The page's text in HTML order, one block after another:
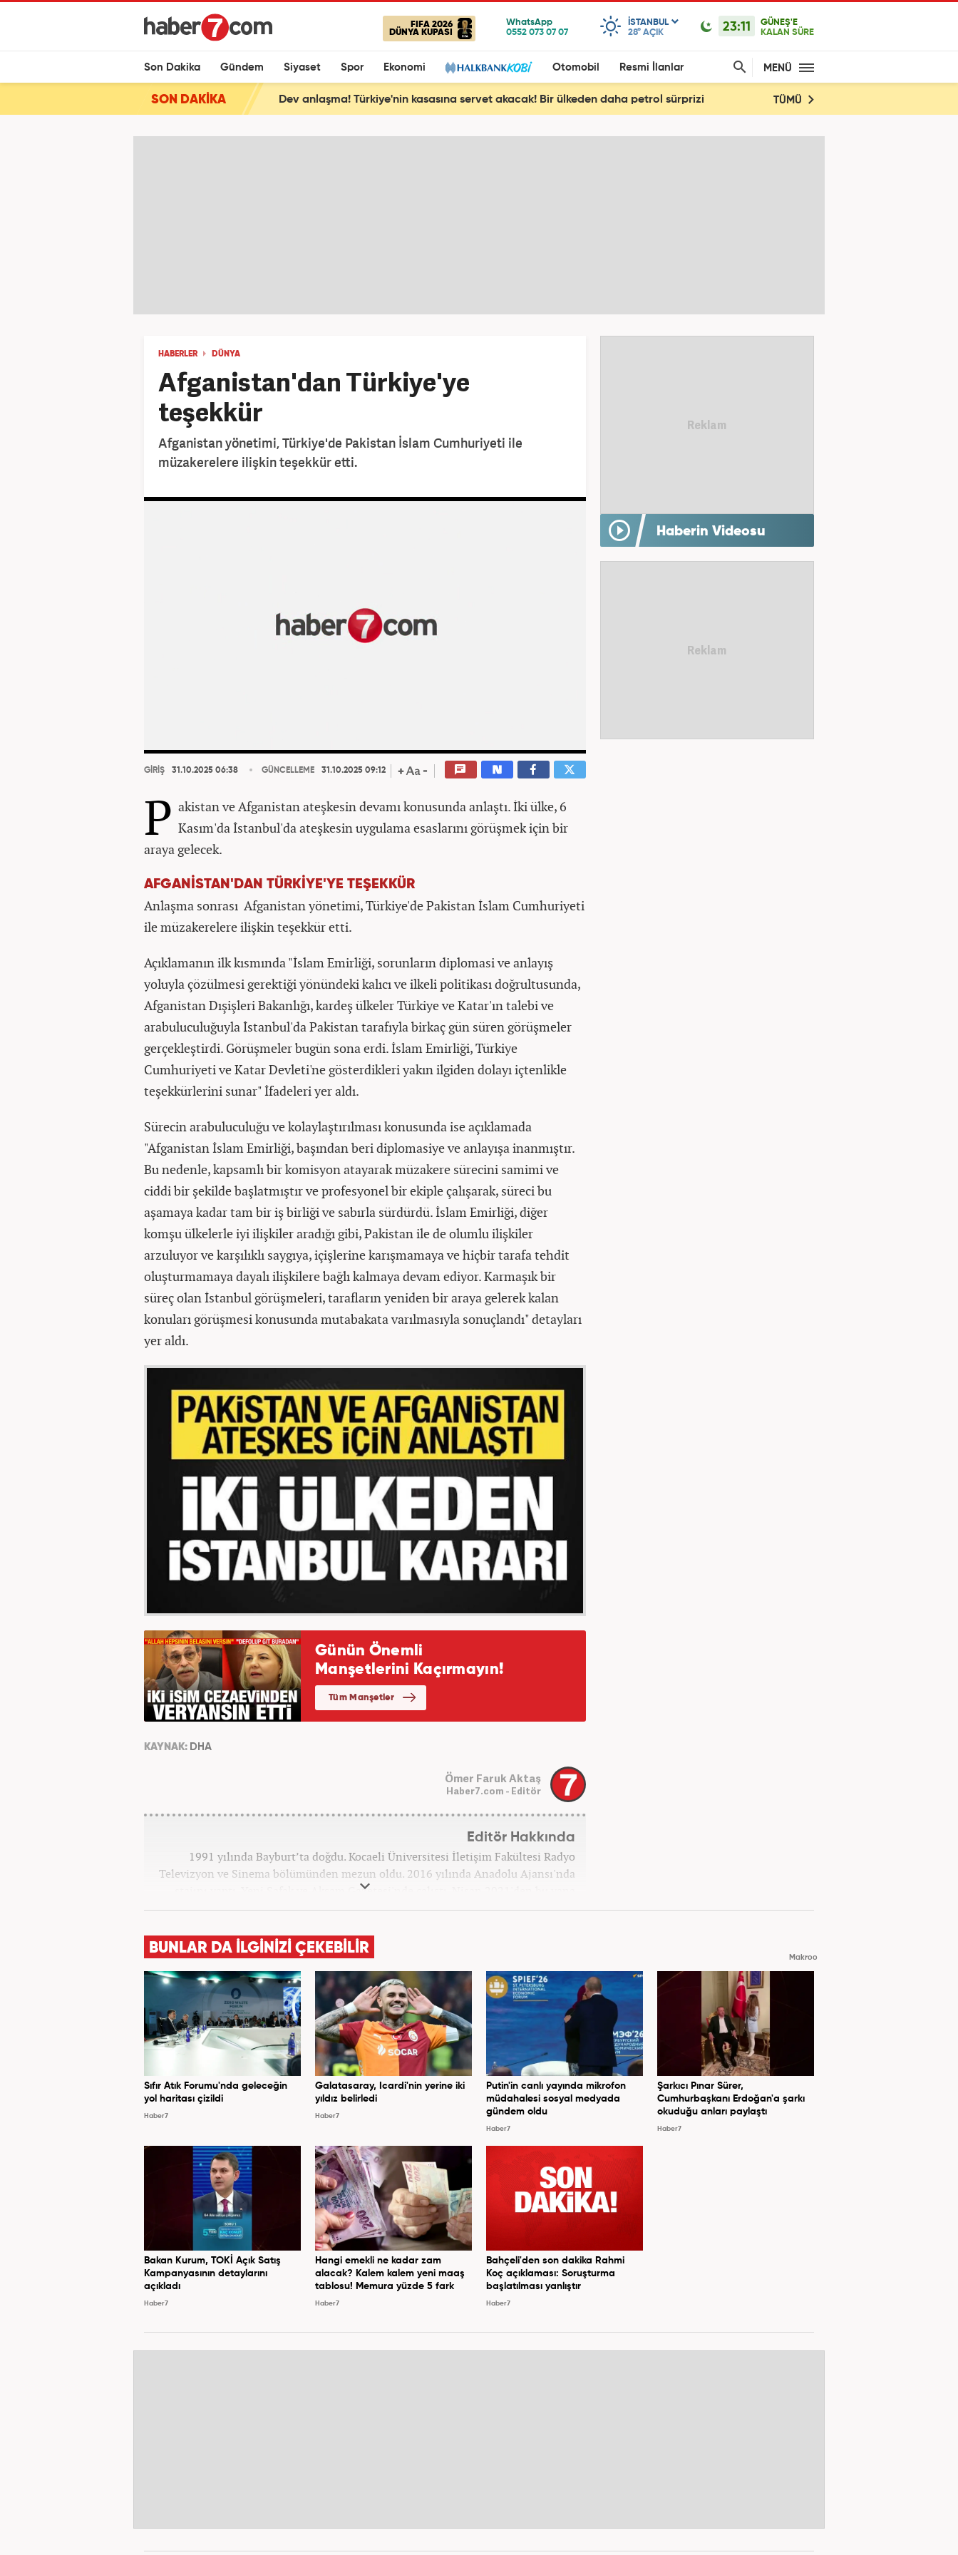
FIFA 2026
DÜNYA KUPASI
ISTANBUL
28° AÇIK 23:11
GÜNEŞ'E
KALAN SÜRE
Son Dakika Gündem Siyaset Spor Ekonomi Otomobil Resmi İlanlar MENÜ
SON DAKİKA Dev anlaşma! Türkiye'nin kasasına servet akacak! Bir ülkeden daha petrol sürprizi TÜMÜ
HABERLER DÜNYA
Afganistan'dan Türkiye'ye
teşekkür
Afganistan yönetimi, Türkiye'de Pakistan İslam Cumhuriyeti ile
müzakerelere ilişkin teşekkür etti.
GİRİŞ 31.10.2025 06:38 GÜNCELLEME 31.10.2025 09:12
P akistan ve Afganistan ateşkesin devamı konusunda anlaştı. İki ülke, 6
Kasım'da İstanbul'da ateşkesin uygulama esaslarını görüşmek için bir
araya gelecek.
AFGANİSTAN'DAN TÜRKİYE'YE TEŞEKKÜR
Anlaşma sonrası Afganistan yönetimi, Türkiye'de Pakistan İslam Cumhuriyeti
ile müzakerelere ilişkin teşekkür etti.
Açıklamanın ilk kısmında "İslam Emirliği, sorunların diplomasi ve anlayış
yoluyla çözülmesi gerektiği yönündeki kalıcı ve ilkeli politikası doğrultusunda,
Afganistan Dışişleri Bakanlığı, kardeş ülkeler Türkiye ve Katar'ın talebi ve
arabuluculuğuyla İstanbul'da Pakistan tarafıyla birkaç gün süren görüşmeler
gerçekleştirdi. Görüşmeler bugün sona erdi. İslam Emirliği, Türkiye
Cumhuriyeti ve Katar Devleti'ne gösterdikleri yakın ilgiden dolayı içtenlikle
teşekkürlerini sunar" İfadeleri yer aldı.
Sürecin arabuluculuğu ve kolaylaştırılması konusunda ise açıklamada
"Afganistan İslam Emirliği, başından beri diplomasiye ve anlayışa inanmıştır.
Bu nedenle, kapsamlı bir komisyon atayarak müzakere sürecini samimi ve
ciddi bir şekilde başlatmıştır ve profesyonel bir ekiple çalışarak, süreci bu
aşamaya kadar tam bir iş birliği ve sabırla sürdürdü. İslam Emirliği, diğer
komşu ülkelerle iyi ilişkiler aradığı gibi, Pakistan ile de olumlu ilişkiler
arzuluyor ve karşılıklı saygıya, içişlerine karışmamaya ve hiçbir tarafa tehdit
oluşturmamaya dayalı ilişkilere bağlı kalmaya devam ediyor. Karmaşık bir
süreç olan İstanbul görüşmeleri, tarafların yeniden bir araya gelerek kalan
konuları görüşmesi konusunda mutabakata varılmasıyla sonuçlandı" detayları
yer aldı.
KAYNAK: DHA
Ömer Faruk Aktaş
Haber7.com - Editör
Editör Hakkında
1991 yılında Bayburt’ta doğdu. Kocaeli Üniversitesi İletişim Fakültesi Radyo
Televizyon ve Sinema bölümünden mezun oldu. 2016 yılında Anadolu Ajansı'nda
stajını yaptı. Yeni Şafak ve Akşam Gazetesi'nde çalıştı. Nisan 2021'den bu yana
Haber7.com'da ‘Gündem Editörü’ olarak görev yapmaktadır.
Haberin Videosu
BUNLAR DA İLGİNİZİ ÇEKEBİLİR
Makroo
Sıfır Atık Forumu'nda geleceğin
yol haritası çizildi
Haber7
Galatasaray, Icardi'nin yerine iki
yıldız belirledi
Haber7
Putin'in canlı yayında mikrofon
müdahalesi sosyal medyada
gündem oldu
Haber7
Şarkıcı Pınar Sürer,
Cumhurbaşkanı Erdoğan'a şarkı
okuduğu anları paylaştı
Haber7
Bakan Kurum, TOKİ Açık Satış
Kampanyasının detaylarını
açıkladı
Haber7
Hangi emekli ne kadar zam
alacak? Kalem kalem yeni maaş
tablosu! Memura yüzde 5 fark
Haber7
Bahçeli'den son dakika Rahmi
Koç açıklaması: Soruşturma
başlatılması yanlıştır
Haber7